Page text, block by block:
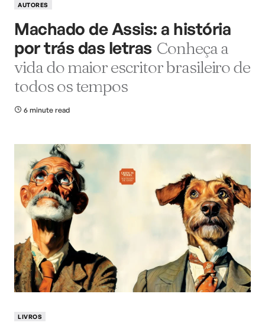
AUTORES
Machado de Assis: a história
por trás das letras Conheça a
vida do maior escritor brasileiro de
todos os tempos
6 minute read
LIVROS